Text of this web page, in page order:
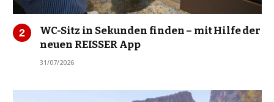
WC-Sitz in Sekunden finden – mit Hilfe der
neuen REISSER App
31/07/2026